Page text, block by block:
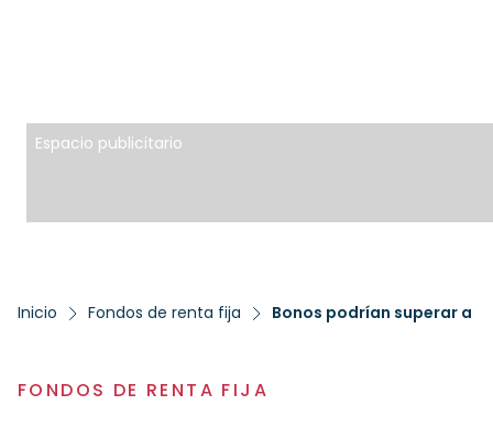
Espacio publicitario
Inicio Fondos de renta fija Bonos podrían superar a
FONDOS DE RENTA FIJA